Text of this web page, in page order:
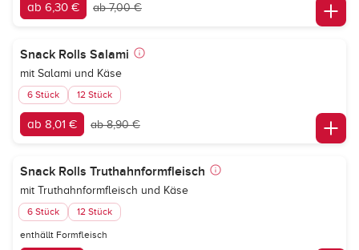
ab 6,30 € ab 7,00 €
Snack Rolls Salami
mit Salami und Käse
6 Stück 12 Stück
ab 8,01 € ab 8,90 €
Snack Rolls Truthahnformfleisch
mit Truthahnformfleisch und Käse
6 Stück 12 Stück
enthällt Formfleisch